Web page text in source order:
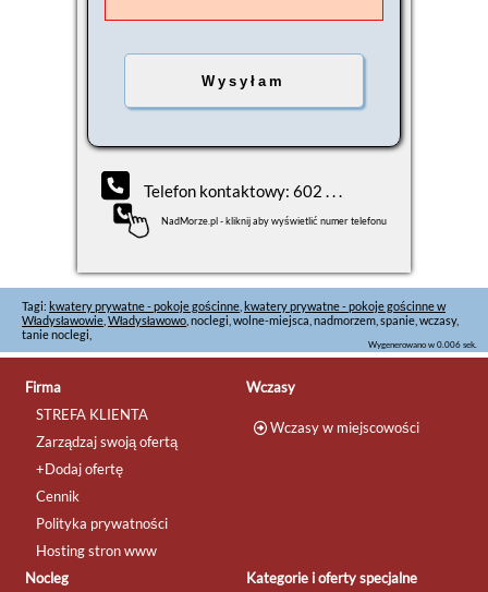
Telefon kontaktowy: 602 . . .
NadMorze.pl - kliknij aby wyświetlić numer telefonu
Tagi: kwatery prywatne - pokoje gościnne kwatery prywatne - pokoje gościnne w
Władysławowie Władysławowo , noclegi, wolne-miejsca, nadmorzem, spanie, wczasy,
tanie noclegi,
Wygenerowano w 0.006 sek.
Firma
STREFA KLIENTA
Zarządzaj swoją ofertą
+Dodaj ofertę
Cennik
Polityka prywatności
Hosting stron www
Wczasy
Wczasy w miejscowości
Nocleg Kategorie i oferty specjalne